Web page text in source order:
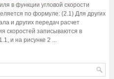
в функции угловой скорости
по формуле: (2.1) Для других
и других передач расчет
скоростей записываются в
и на рисунке 2 ...